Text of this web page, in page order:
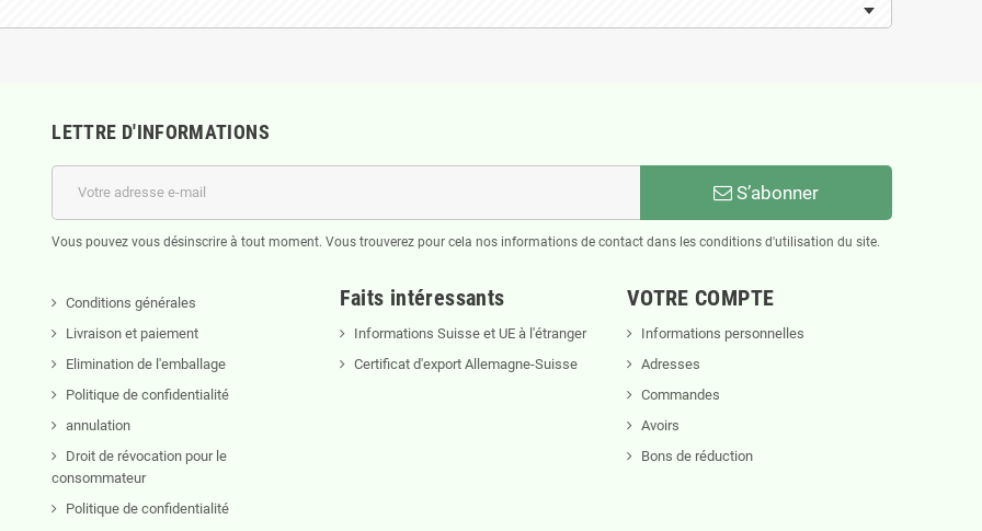
LETTRE D'INFORMATIONS
S’abonner
Vous pouvez vous désinscrire à tout moment. Vous trouverez pour cela nos informations de contact dans les conditions d'utilisation du site.
Conditions générales
Livraison et paiement
Elimination de l'emballage
Politique de confidentialité
annulation
Droit de révocation pour le
consommateur
Politique de confidentialité
Faits intéressants
Informations Suisse et UE à l'étranger
Certificat d'export Allemagne-Suisse
VOTRE COMPTE
Informations personnelles
Adresses
Commandes
Avoirs
Bons de réduction